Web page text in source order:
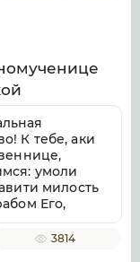
тебе
Моисее, тя
во Святей
Отца и Сына
и во веки
К тебе, аки
умоли
милость
Его,
телесное
воздуха
3814